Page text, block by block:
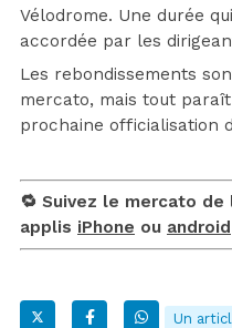
Vélodrome. Une durée
accordée par les
Les rebondissements
mercato, mais tout
prochaine officialisation
🔁 Suivez le mercato de
applis iPhone ou android
Un